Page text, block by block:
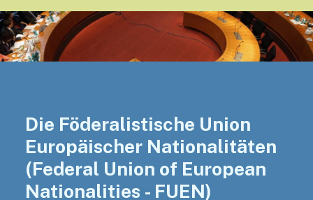
Die Föderalistische Union
Europäischer Nationalitäten
(Federal Union of European
Nationalities - FUEN)